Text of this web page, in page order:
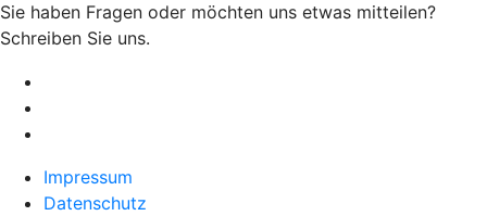
Sie haben Fragen oder möchten uns etwas mitteilen?
Schreiben Sie uns.
Impressum
Datenschutz